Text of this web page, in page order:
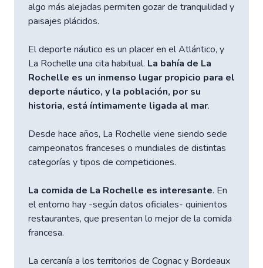
algo más alejadas permiten gozar de tranquilidad y
paisajes plácidos.
El deporte náutico es un placer en el Atlántico, y
La Rochelle una cita habitual. La bahía de La
Rochelle es un inmenso lugar propicio para el
deporte náutico, y la población, por su
historia, está íntimamente ligada al mar.
Desde hace años, La Rochelle viene siendo sede
campeonatos franceses o mundiales de distintas
categorías y tipos de competiciones.
La comida de La Rochelle es interesante. En
el entorno hay -según datos oficiales- quinientos
restaurantes, que presentan lo mejor de la comida
francesa.
La cercanía a los territorios de Cognac y Bordeaux